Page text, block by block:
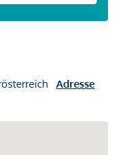
Adresse